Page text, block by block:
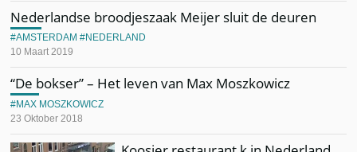
Nederlandse broodjeszaak Meijer sluit de deuren
10 Maart 2019
AMSTERDAM NEDERLAND
“De bokser” – Het leven van Max Moszkowicz
23 Oktober 2018
MAX MOSZKOWICZ